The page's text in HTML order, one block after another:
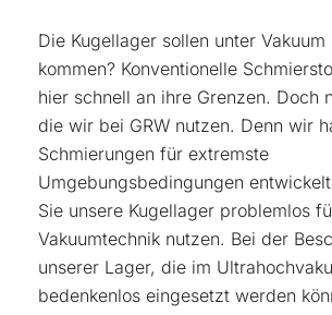
Die Kugellager sollen unter Vakuum
kommen? Konventionelle
hier schnell an ihre Grenzen. Doch
die wir bei GRW nutzen. Denn wir
Schmierungen für extremste
Umgebungsbedingungen
Sie unsere Kugellager problemlos
Vakuumtechnik nutzen. Bei der
unserer Lager, die im
bedenkenlos eingesetzt werden